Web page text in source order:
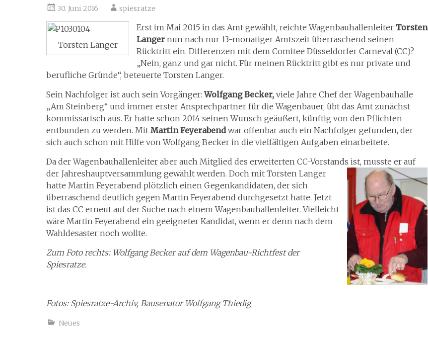
30. Juni 2016 spiesratze
Torsten Langer
Erst im Mai 2015 in das Amt gewählt, reichte Wagenbauhallenleiter Torsten
Langer nun nach nur 13-monatiger Amtszeit überraschend seinen
Rücktritt ein. Differenzen mit dem Comitee Düsseldorfer Carneval (CC)?
„Nein, ganz und gar nicht. Für meinen Rücktritt gibt es nur private und
berufliche Gründe“, beteuerte Torsten Langer.
Sein Nachfolger ist auch sein Vorgänger:Wolfgang Becker, viele Jahre Chef der Wagenbauhalle
„Am Steinberg“ und immer erster Ansprechpartner für die Wagenbauer, übt das Amt zunächst
kommissarisch aus. Er hatte schon 2014 seinen Wunsch geäußert, künftig von den Pflichten
entbunden zu werden. Mit Martin Feyerabendwar offenbar auch ein Nachfolger gefunden, der
sich auch schon mit Hilfe von Wolfgang Becker in die vielfältigen Aufgaben einarbeitete.
Da der Wagenbauhallenleiter aber auch Mitglied des erweiterten CC-Vorstands ist, musste er auf
der Jahreshauptversammlung gewählt werden. Doch mit Torsten Langer
hatte Martin Feyerabend plötzlich einen Gegenkandidaten, der sich
überraschend deutlich gegen Martin Feyerabend durchgesetzt hatte. Jetzt
ist das CC erneut auf der Suche nach einem Wagenbauhallenleiter. Vielleicht
wäre Martin Feyerabend ein geeigneter Kandidat, wenn er denn nach dem
Wahldesaster noch wollte.
Zum Foto rechts: Wolfgang Becker auf dem Wagenbau-Richtfest der
Spiesratze.
Fotos: Spiesratze-Archiv, Bausenator Wolfgang Thiedig
Neues